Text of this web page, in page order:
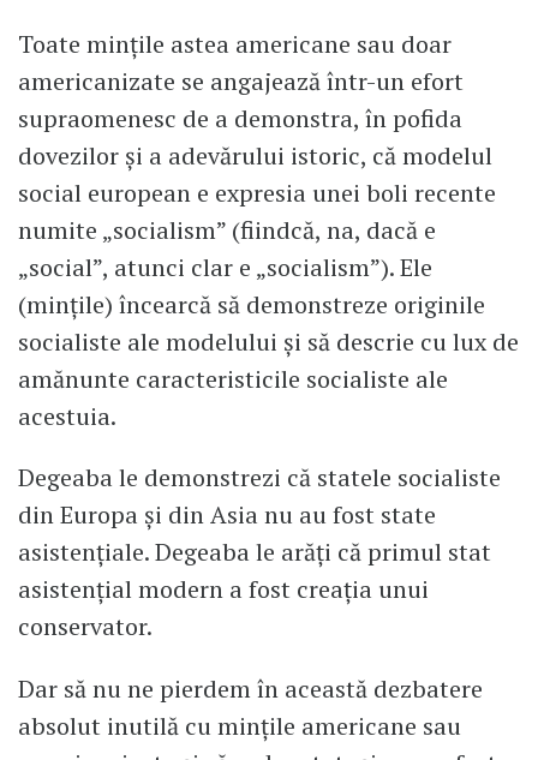
Toate mințile astea americane sau doar
americanizate se angajează într-un efort
supraomenesc de a demonstra, în pofida
dovezilor și a adevărului istoric, că modelul
social european e expresia unei boli recente
numite „socialism” (fiindcă, na, dacă e
„social”, atunci clar e „socialism”). Ele
(mințile) încearcă să demonstreze originile
socialiste ale modelului și să descrie cu lux de
amănunte caracteristicile socialiste ale
acestuia.
Degeaba le demonstrezi că statele socialiste
din Europa și din Asia nu au fost state
asistențiale. Degeaba le arăți că primul stat
asistențial modern a fost creația unui
conservator.
Dar să nu ne pierdem în această dezbatere
absolut inutilă cu mințile americane sau